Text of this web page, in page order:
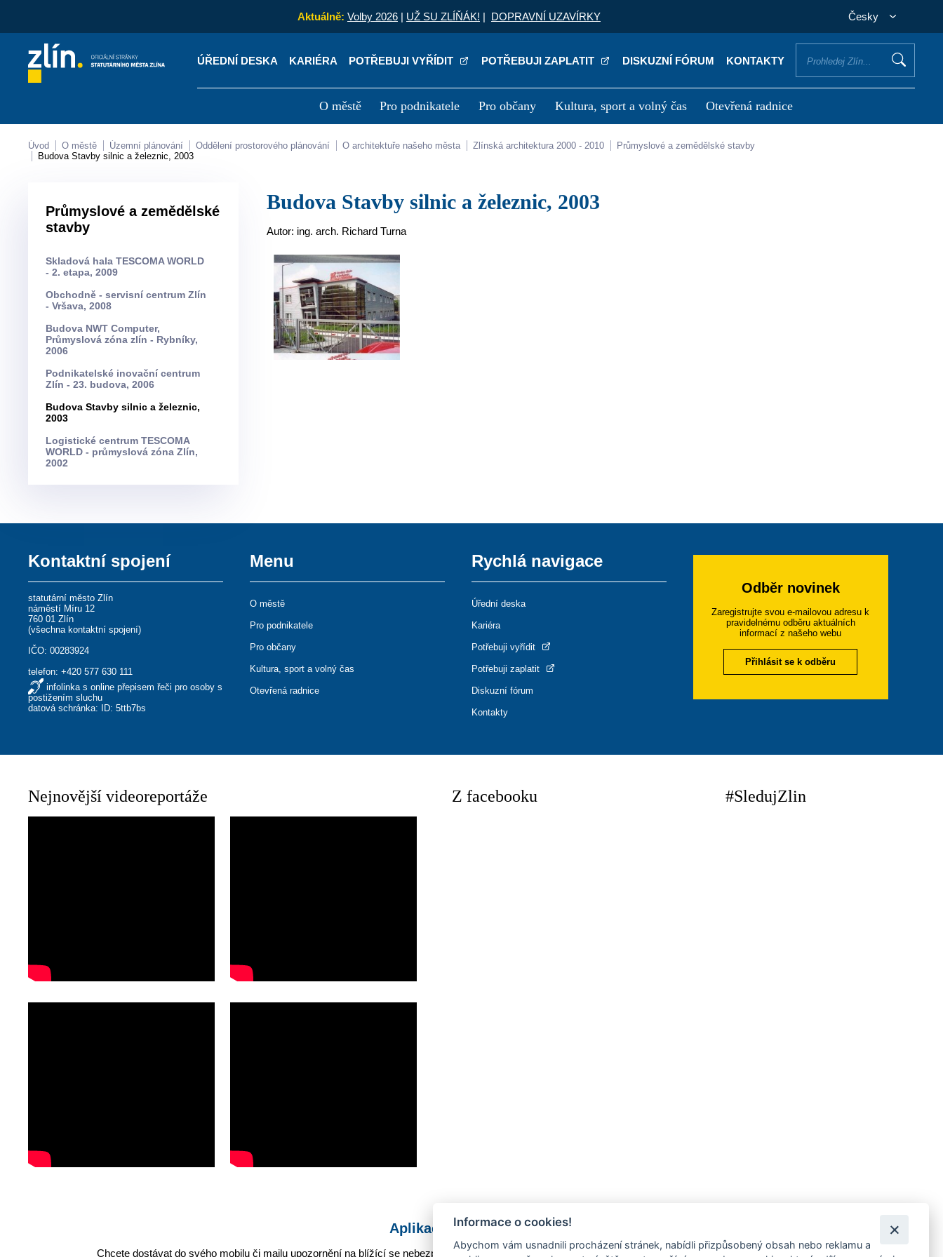
Aktuálně: Volby 2026 | UŽ SU ZLÍŇÁK! | DOPRAVNÍ UZAVÍRKY Česky
ÚŘEDNÍ DESKA KARIÉRA POTŘEBUJI VYŘÍDIT POTŘEBUJI ZAPLATIT DISKUZNÍ FÓRUM KONTAKTY
O městě Pro podnikatele Pro občany Kultura, sport a volný čas Otevřená radnice
Kontakty Úřední deska Kariéra Potřebuji vyřídit
Úvod O městě Územní plánování Oddělení prostorového plánování O architektuře našeho města Zlínská architektura 2000 - 2010
Průmyslové a zemědělské stavby
Budova Stavby silnic a železnic, 2003
Průmyslové a zemědělské
stavby
Skladová hala TESCOMA WORLD
- 2. etapa, 2009
Obchodně - servisní centrum Zlín
- Vršava, 2008
Budova NWT Computer,
Průmyslová zóna zlín - Rybníky,
2006
Podnikatelské inovační centrum
Zlín - 23. budova, 2006
Budova Stavby silnic a železnic,
2003
Logistické centrum TESCOMA
WORLD - průmyslová zóna Zlín,
2002
Budova Stavby silnic a železnic, 2003
Autor: ing. arch. Richard Turna
Kontaktní spojení
statutární město Zlín
náměstí Míru 12
760 01 Zlín
(všechna kontaktní spojení)
IČO: 00283924
telefon:+420 577 630 111
infolinka s online přepisem řeči pro osoby s
postižením sluchu
datová schránka: ID: 5ttb7bs
Menu
O městě
Pro podnikatele
Pro občany
Kultura, sport a volný čas
Otevřená radnice
Rychlá navigace
Úřední deska
Kariéra
Potřebuji vyřídit
Potřebuji zaplatit
Diskuzní fórum
Kontakty
Odběr novinek
Zaregistrujte svou e-mailovou adresu k
pravidelnému odběru aktuálních
informací z našeho webu
Přihlásit se k odběru
Nejnovější videoreportáže Z facebooku #SledujZlin
Aplikace Mobilní rozhlas
Chcete dostávat do svého mobilu či mailu upozornění na blížící se nebezpečí, odstávky, poruchy a výpadky energií, ankety, pozvánky na kulturní a sportovní akce?
Informace o cookies!
Abychom vám usnadnili procházení stránek, nabídli přizpůsobený obsah nebo reklamu a